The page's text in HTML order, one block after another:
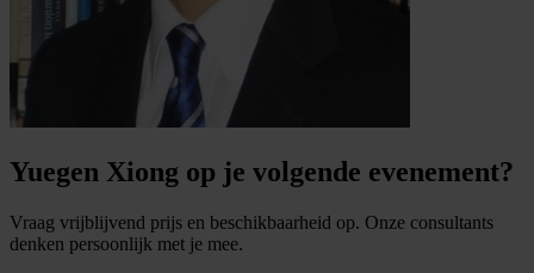
Yuegen Xiong op je volgende evenement?
Vraag vrijblijvend prijs en beschikbaarheid op. Onze consultants
denken persoonlijk met je mee.